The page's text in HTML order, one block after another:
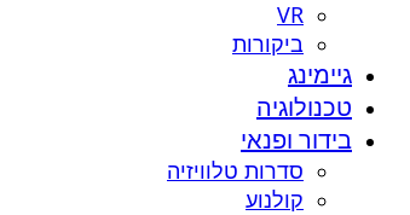
VR
ביקורות
גיימינג
טכנולוגיה
בידור ופנאי
סדרות טלוויזיה
קולנוע